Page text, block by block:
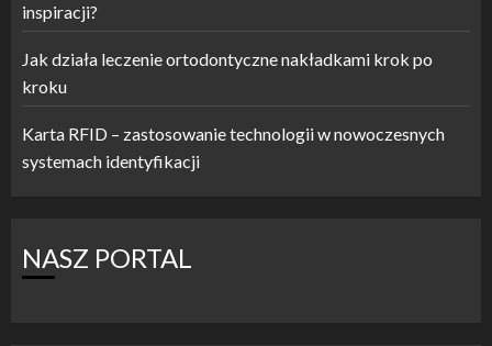
inspiracji?
Jak działa leczenie ortodontyczne nakładkami krok po
kroku
Karta RFID – zastosowanie technologii w nowoczesnych
systemach identyfikacji
NASZ PORTAL